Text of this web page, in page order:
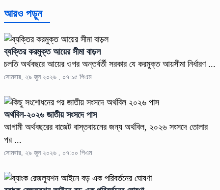
আরও পড়ুন
ব্যক্তির করমুক্ত আয়ের সীমা বাড়ল
চলতি অর্থবছরে আয়ের ওপর অন্তর্বর্তী সরকার যে করমুক্ত আয়সীমা নির্ধারণ ...
সোমবার, ২৯ জুন ২০২৬ , ০৭:১৫ পিএম
অর্থবিল-২০২৬ জাতীয় সংসদে পাস
আগামী অর্থবছরের বাজেট বাস্তবায়নের জন্য অর্থবিল, ২০২৬ সংসদে তোলার
পর ...
সোমবার, ২৯ জুন ২০২৬ , ০৭:০০ পিএম